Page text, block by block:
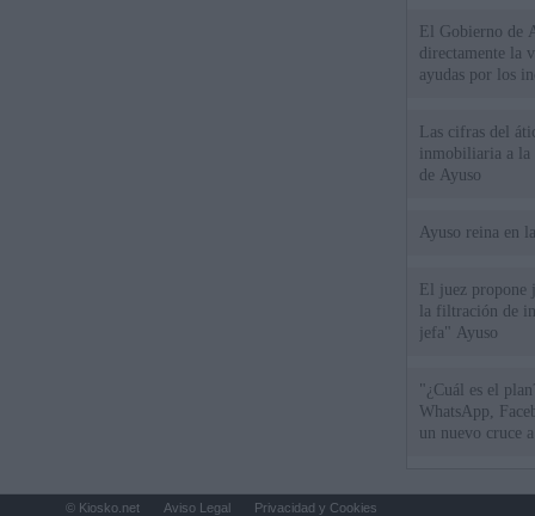
El Gobierno de
directamente la
ayudas por los
Las cifras del
inmobiliaria a la
de Ayuso
Ayuso reina en
El juez propone
la filtración de
jefa" Ayuso
"¿Cuál es el
WhatsApp,
un nuevo cruce
© Kiosko.net Aviso Legal Privacidad y Cookies